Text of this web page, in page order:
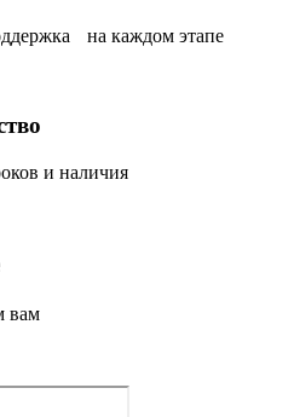
на каждом этапе
и наличия
вам